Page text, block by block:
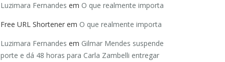
Luzimara Fernandes em O que realmente importa
Free URL Shortener em O que realmente importa
Luzimara Fernandes em Gilmar Mendes suspende
porte e dá 48 horas para Carla Zambelli entregar